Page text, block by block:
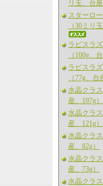
リ玉、台座
スターロ
（30ミリ
ラピスラ
（100g、
ラピスラ
（77g、台
水晶クラ
産、197g）
水晶クラ
産、121g）
水晶クラ
産、82g）
水晶クラ
産、73g）
水晶クラ